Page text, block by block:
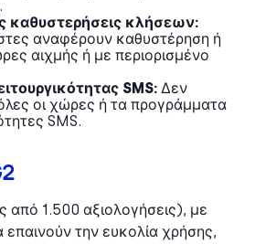
καθυστερήσεις κλήσεων:
αναφέρουν καθυστέρηση ή
αιχμής ή με περιορισμένο
SMS: Δεν
οι χώρες ή τα προγράμματα
SMS.
από 1.500 αξιολογήσεις), με
την ευκολία χρήσης,